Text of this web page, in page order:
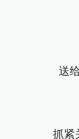
送
抓紧